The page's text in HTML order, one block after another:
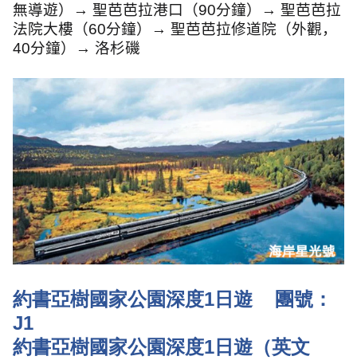
無導遊）→ 聖芭芭拉港口（90分鐘）→ 聖芭芭拉
法院大樓（60分鐘）
→ 聖芭芭拉修道院（外觀，
40分鐘）→ 洛杉磯
約書亞樹國家公園深度1 日遊
團號：
J1
約書亞樹國家公園深度1 日遊（英文